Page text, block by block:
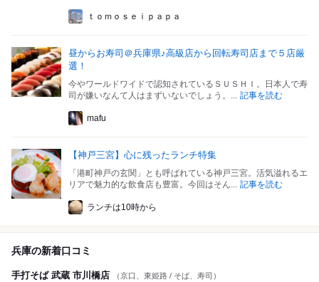
ｔｏｍｏｓｅｉｐａｐａ
昼からお寿司＠兵庫県♪高級店から回転寿司店まで５店厳
選！
今やワールドワイドで認知されているＳＵＳＨＩ。日本人で寿
司が嫌いなんて人はまずいないでしょう。... 記事を読む
mafu
【神戸三宮】心に残ったランチ特集
「港町神戸の玄関」とも呼ばれている神戸三宮。活気溢れるエ
リアで魅力的な飲食店も豊富。今回はそん... 記事を読む
ランチは10時から
兵庫の新着口コミ
手打そば 武蔵 市川橋店 （京口、東姫路 / そば、寿司）